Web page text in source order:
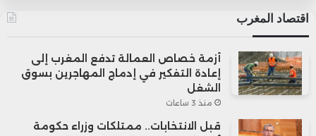
اقتصاد المغرب
أزمة خصاص العمالة تدفع المغرب إلى
إعادة التفكير في إدماج المهاجرين بسوق
الشغل
منذ 3 ساعات
قبل الانتخابات.. ممتلكات وزراء حكومة